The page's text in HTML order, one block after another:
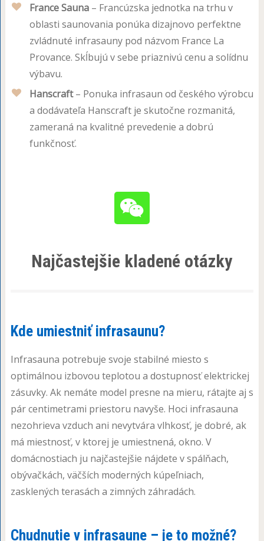
France Sauna– Francúzska jednotka na trhu v
oblasti saunovania ponúka dizajnovo perfektne
zvládnuté infrasauny pod názvom France La
Provance. Skĺbujú v sebe priaznivú cenu a solídnu
výbavu.
Hanscraft– Ponuka infrasaun od českého výrobcu
a dodávateľa Hanscraft je skutočne rozmanitá,
zameraná na kvalitné prevedenie a dobrú
funkčnosť.
Najčastejšie kladené otázky
Kde umiestniť infrasaunu?
Infrasauna potrebuje svoje stabilné miesto s
optimálnou izbovou teplotou a dostupnosť elektrickej
zásuvky. Ak nemáte model presne na mieru, rátajte aj s
pár centimetrami priestoru navyše. Hoci infrasauna
nezohrieva vzduch ani nevytvára vlhkosť, je dobré, ak
má miestnosť, v ktorej je umiestnená, okno. V
domácnostiach ju najčastejšie nájdete v spálňach,
obývačkách, väčších moderných kúpeľniach,
zasklených terasách a zimných záhradách.
Chudnutie v infrasaune – je to možné?